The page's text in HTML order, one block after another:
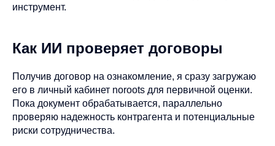
инструмент.
Как ИИ проверяет договоры
Получив договор на ознакомление, я сразу загружаю
его в личный кабинет noroots для первичной оценки.
Пока документ обрабатывается, параллельно
проверяю надежность контрагента и потенциальные
риски сотрудничества.